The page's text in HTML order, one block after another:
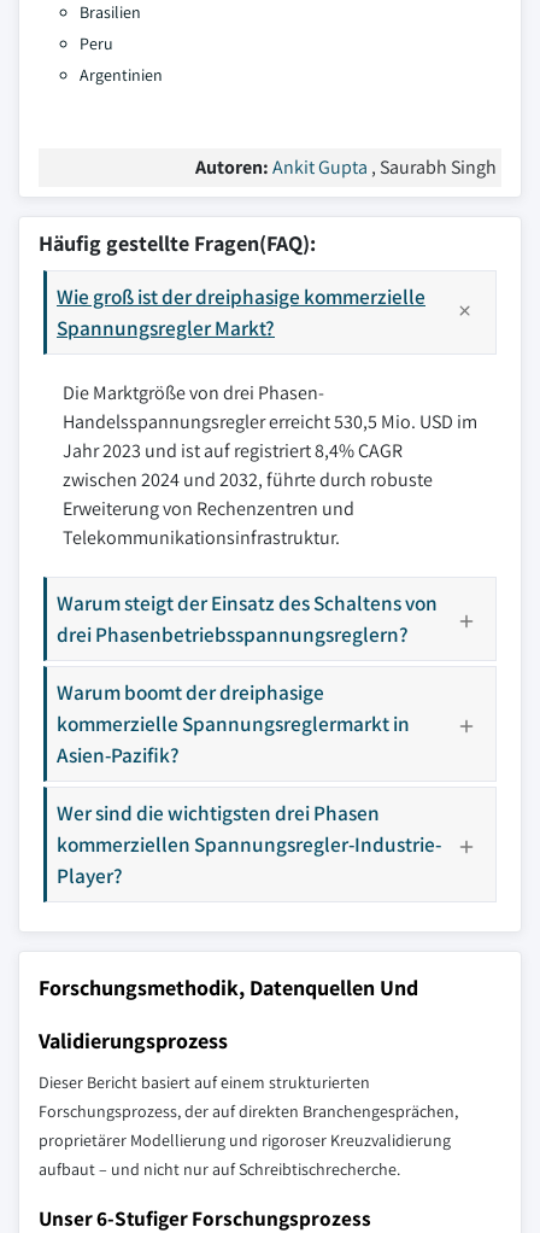
Brasilien
Peru
Argentinien
Autoren:Ankit Gupta , Saurabh Singh
Häufig gestellte Fragen(FAQ):
Wie groß ist der dreiphasige kommerzielle
Spannungsregler Markt?
Die Marktgröße von drei Phasen-
Handelsspannungsregler erreicht 530,5 Mio. USD im
Jahr 2023 und ist auf registriert 8,4% CAGR
zwischen 2024 und 2032, führte durch robuste
Erweiterung von Rechenzentren und
Telekommunikationsinfrastruktur.
Warum steigt der Einsatz des Schaltens von
drei Phasenbetriebsspannungsreglern?
Warum boomt der dreiphasige
kommerzielle Spannungsreglermarkt in
Asien-Pazifik?
Wer sind die wichtigsten drei Phasen
kommerziellen Spannungsregler-Industrie-
Player?
Forschungsmethodik, Datenquellen Und
Validierungsprozess
Dieser Bericht basiert auf einem strukturierten
Forschungsprozess, der auf direkten Branchengesprächen,
proprietärer Modellierung und rigoroser Kreuzvalidierung
aufbaut – und nicht nur auf Schreibtischrecherche.
Unser 6-Stufiger Forschungsprozess